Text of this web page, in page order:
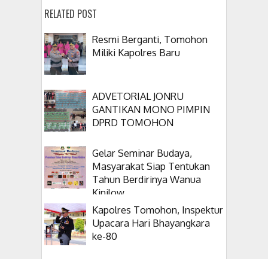
RELATED POST
Resmi Berganti, Tomohon
Miliki Kapolres Baru
ADVETORIAL JONRU
GANTIKAN MONO PIMPIN
DPRD TOMOHON
Gelar Seminar Budaya,
Masyarakat Siap Tentukan
Tahun Berdirinya Wanua
Kinilow
Kapolres Tomohon, Inspektur
Upacara Hari Bhayangkara
ke-80